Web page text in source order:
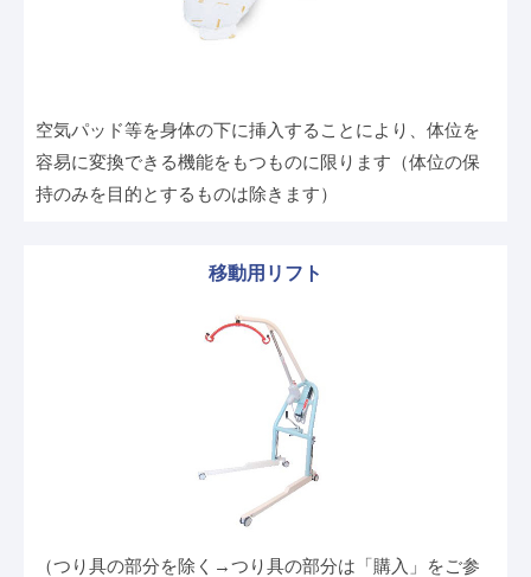
空気パッド等を身体の下に挿入することにより、体位を
容易に変換できる機能をもつものに限ります（体位の保
持のみを目的とするものは除きます）
移動用リフト
（つり具の部分を除く→つり具の部分は「購入」をご参